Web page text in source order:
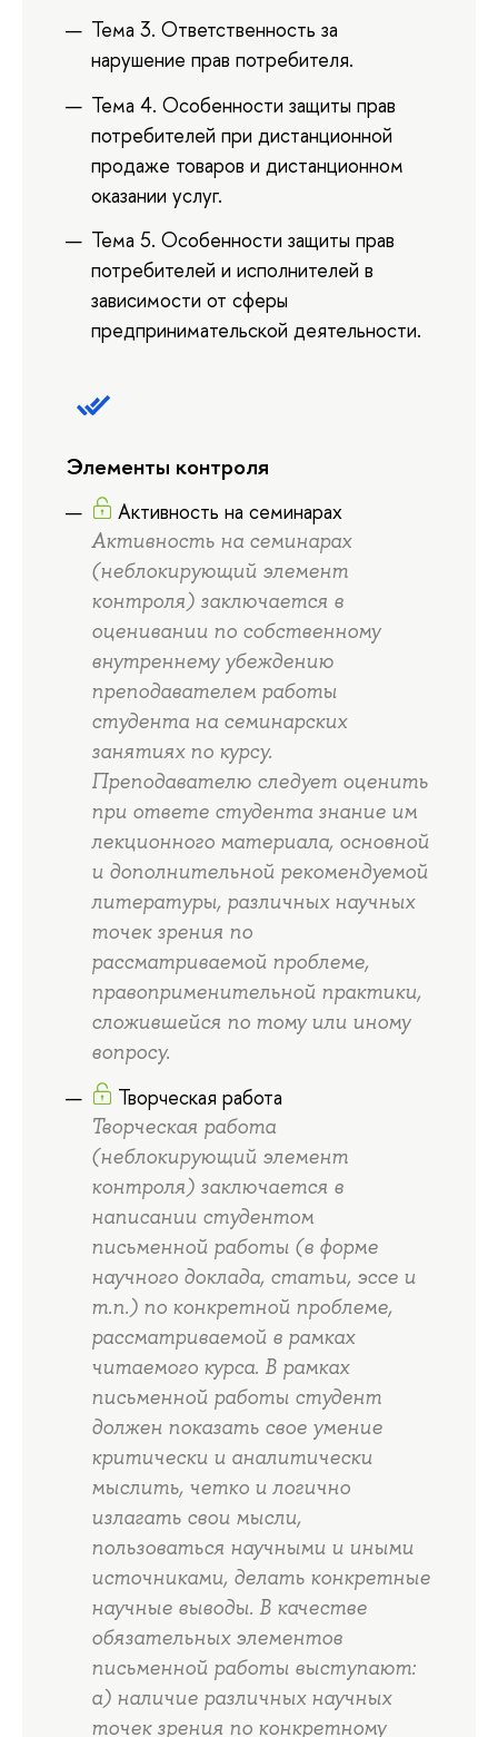
Тема 3. Ответственность за
нарушение прав потребителя.
Тема 4. Особенности защиты прав
потребителей при дистанционной
продаже товаров и дистанционном
оказании услуг.
Тема 5. Особенности защиты прав
потребителей и исполнителей в
зависимости от сферы
предпринимательской деятельности.
Элементы контроля
Активность на семинарах
Активность на семинарах
(неблокирующий элемент
контроля) заключается в
оценивании по собственному
внутреннему убеждению
преподавателем работы
студента на семинарских
занятиях по курсу.
Преподавателю следует оценить
при ответе студента знание им
лекционного материала, основной
и дополнительной рекомендуемой
литературы, различных научных
точек зрения по
рассматриваемой проблеме,
правоприменительной практики,
сложившейся по тому или иному
вопросу.
Творческая работа
Творческая работа
(неблокирующий элемент
контроля) заключается в
написании студентом
письменной работы (в форме
научного доклада, статьи, эссе и
т.п.) по конкретной проблеме,
рассматриваемой в рамках
читаемого курса. В рамках
письменной работы студент
должен показать свое умение
критически и аналитически
мыслить, четко и логично
излагать свои мысли,
пользоваться научными и иными
источниками, делать конкретные
научные выводы. В качестве
обязательных элементов
письменной работы выступают:
а) наличие различных научных
точек зрения по конкретному